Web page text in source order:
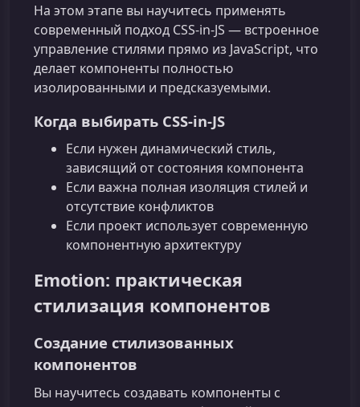
На этом этапе вы научитесь применять
современный подход CSS‑in‑JS — встроенное
управление стилями прямо из JavaScript, что
делает компоненты полностью
изолированными и предсказуемыми.
Когда выбирать CSS‑in‑JS
Если нужен динамический стиль,
зависящий от состояния компонента
Если важна полная изоляция стилей и
отсутствие конфликтов
Если проект использует современную
компонентную архитектуру
Emotion: практическая
стилизация компонентов
Создание стилизованных
компонентов
Вы научитесь создавать компоненты с